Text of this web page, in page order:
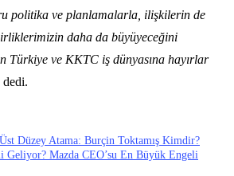
politika ve planlamalarla, ilişkilerin de
daha da büyüyeceğini
Türkiye ve KKTC iş dünyasına hayırlar
dedi.
Düzey Atama: Burçin Toktamış Kimdir?
Mazda CEO’su En Büyük Engeli